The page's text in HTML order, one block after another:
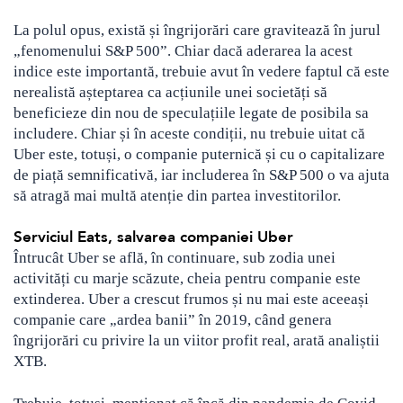
La polul opus, există și îngrijorări care gravitează în jurul
„fenomenului S&P 500”. Chiar dacă aderarea la acest
indice este importantă, trebuie avut în vedere faptul că este
nerealistă așteptarea ca acțiunile unei societăți să
beneficieze din nou de speculațiile legate de posibila sa
includere. Chiar și în aceste condiții, nu trebuie uitat că
Uber este, totuși, o companie puternică și cu o capitalizare
de piață semnificativă, iar includerea în S&P 500 o va ajuta
să atragă mai multă atenție din partea investitorilor.
Serviciul Eats, salvarea companiei Uber
Întrucât Uber se află, în continuare, sub zodia unei
activități cu marje scăzute, cheia pentru companie este
extinderea. Uber a crescut frumos și nu mai este aceeași
companie care „ardea banii” în 2019, când genera
îngrijorări cu privire la un viitor profit real, arată analiștii
XTB.